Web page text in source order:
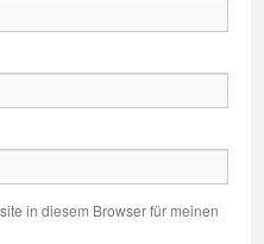
in diesem Browser für meinen